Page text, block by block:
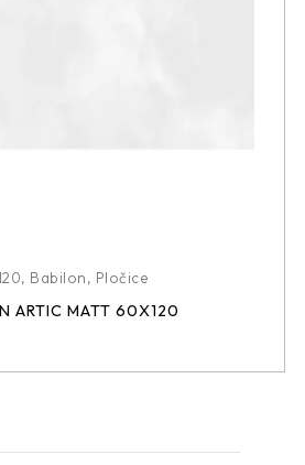
, Babilon, Pločice
ARTIC MATT 60X120